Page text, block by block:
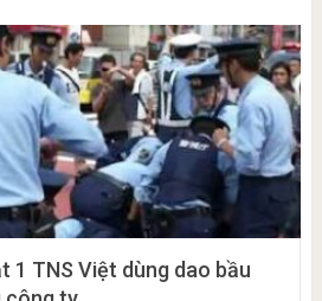
1 TNS Việt dùng dao bầu